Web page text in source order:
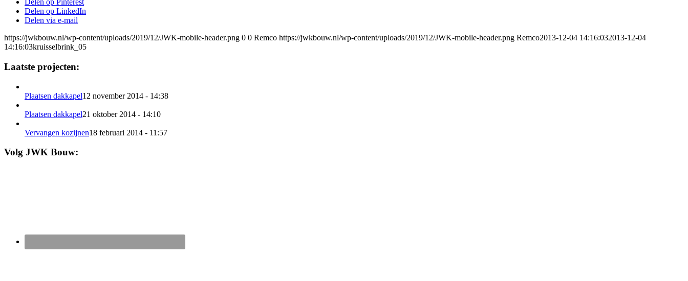
Delen op Pinterest
Delen op LinkedIn
Delen via e-mail
https://jwkbouw.nl/wp-content/uploads/2019/12/JWK-mobile-header.png 0 0 Remco https://jwkbouw.nl/wp-content/uploads/2019/12/JWK-mobile-header.png Remco2013-12-04 14:16:032013-12-04
14:16:03kruisselbrink_05
Laatste projecten:
Plaatsen dakkapel12 november 2014 - 14:38
Plaatsen dakkapel21 oktober 2014 - 14:10
Vervangen kozijnen18 februari 2014 - 11:57
Volg JWK Bouw: